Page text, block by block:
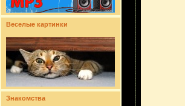
Веселые картинки
Знакомства